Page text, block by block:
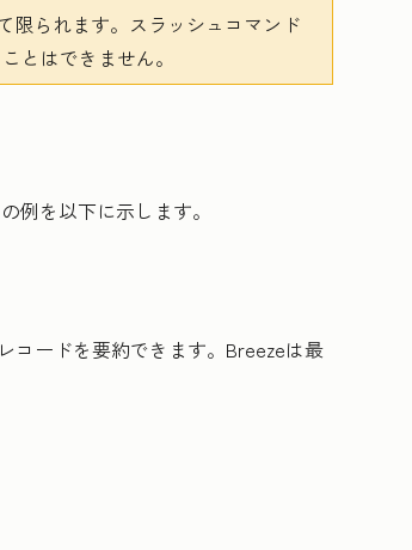
限られます。スラッシュコマンド
とはできません。
例を以下に示します。
コードを要約できます。Breezeは最